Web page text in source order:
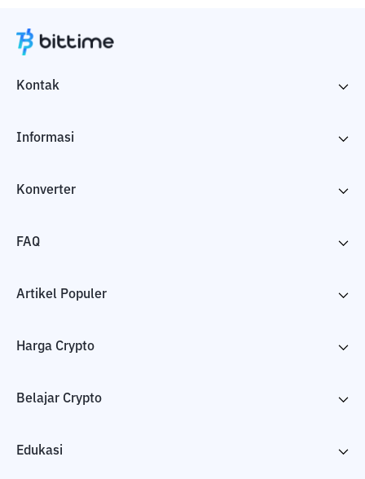
Kontak
Informasi
Konverter
FAQ
Artikel Populer
Harga Crypto
Belajar Crypto
Edukasi